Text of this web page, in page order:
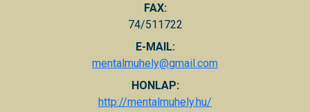
FAX:
74/511722
E-MAIL:
mentalmuhely@gmail.com
HONLAP:
http://mentalmuhely.hu/